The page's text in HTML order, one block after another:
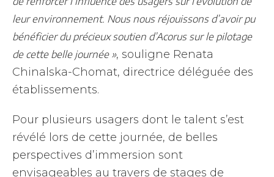
leur environnement. Nous nous réjouissons d’avoir pu
bénéficier du précieux soutien d’Acorus sur le pilotage
de cette belle journée », souligne Renata
Chinalska-Chomat, directrice déléguée des
établissements.
Pour plusieurs usagers dont le talent s’est
révélé lors de cette journée, de belles
perspectives d’immersion sont
envisageables au travers de stages de